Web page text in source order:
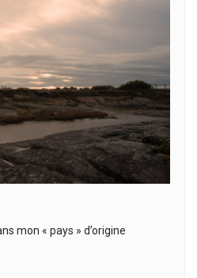
mon « pays » d’origine